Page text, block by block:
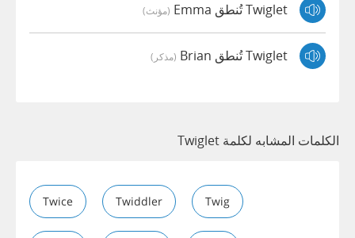
Twiglet تُنطق Emma (مؤنث)
Twiglet تُنطق Brian (مذكر)
الكلمات المشابه لكلمة Twiglet
Twice Twiddler Twig